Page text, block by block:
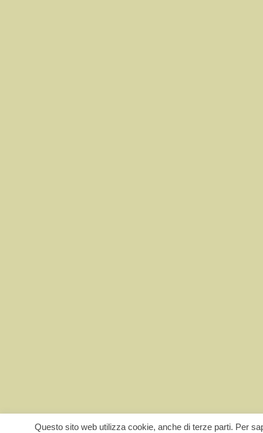
Questo sito web utilizza cookie, anche di terze parti. Per